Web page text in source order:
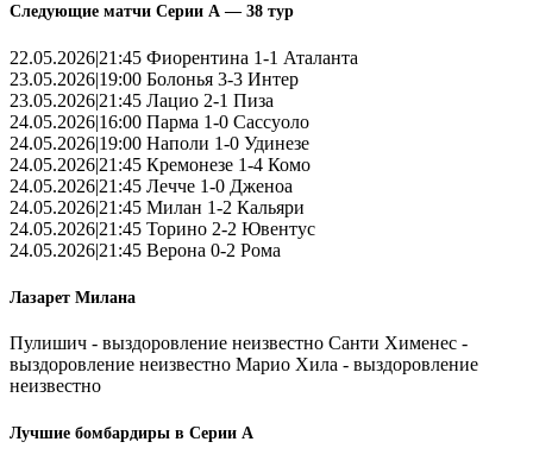
Следующие матчи Серии А — 38 тур
22.05.2026|21:45 Фиорентина 1-1 Аталанта
23.05.2026|19:00 Болонья 3-3 Интер
23.05.2026|21:45 Лацио 2-1 Пиза
24.05.2026|16:00 Парма 1-0 Сассуоло
24.05.2026|19:00 Наполи 1-0 Удинезе
24.05.2026|21:45 Кремонезе 1-4 Комо
24.05.2026|21:45 Лечче 1-0 Дженоа
24.05.2026|21:45 Милан 1-2 Кальяри
24.05.2026|21:45 Торино 2-2 Ювентус
24.05.2026|21:45 Верона 0-2 Рома
Лазарет Милана
Пулишич - выздоровление неизвестно Санти Хименес -
выздоровление неизвестно Марио Хила - выздоровление
неизвестно
Лучшие бомбардиры в Серии А